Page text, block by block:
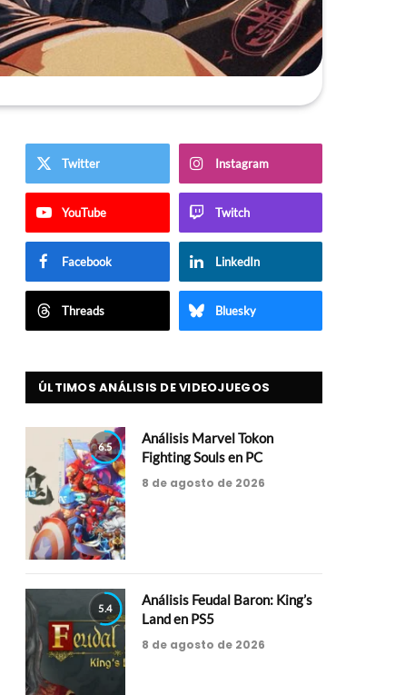
Twitter Instagram
YouTube Twitch
Facebook LinkedIn
Threads Bluesky
ÚLTIMOS ANÁLISIS DE VIDEOJUEGOS
6.5
Análisis Marvel Tokon
Fighting Souls en PC
8 de agosto de 2026
5.4
Análisis Feudal Baron: King’s
Land en PS5
8 de agosto de 2026